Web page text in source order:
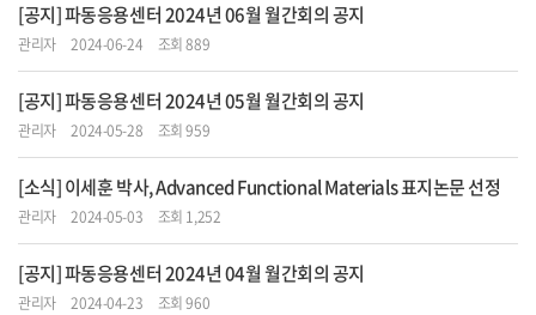
[공지] 파동응용센터 2024년 06월 월간회의 공지
관리자 2024-06-24 조회 889
[공지] 파동응용센터 2024년 05월 월간회의 공지
관리자 2024-05-28 조회 959
[소식] 이세훈 박사, Advanced Functional Materials 표지논문 선정
관리자 2024-05-03 조회 1,252
[공지] 파동응용센터 2024년 04월 월간회의 공지
관리자 2024-04-23 조회 960